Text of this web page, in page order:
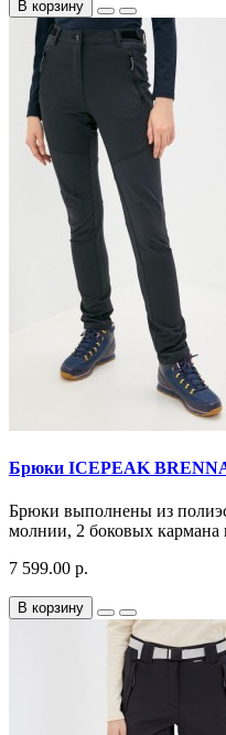
В корзину
Брюки ICEPEAK
Брюки выполнены из
молнии, 2 боковых
7 599.00 р.
В корзину